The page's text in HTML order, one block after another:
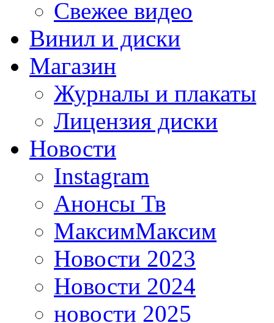
Свежее видео
Винил и диски
Магазин
Журналы и плакаты
Лицензия диски
Новости
Instagram
Анонсы Тв
МаксимМаксим
Новости 2023
Новости 2024
новости 2025